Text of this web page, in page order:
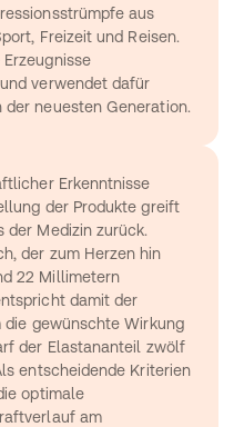
aus
Freizeit und Reisen.
verwendet dafür
neuesten Generation.
Erkenntnisse
der Produkte greift
der Medizin zurück.
der zum Herzen hin
22 Millimetern
damit der
die gewünschte Wirkung
der Elastananteil zwölf
entscheidende Kriterien
optimale
am